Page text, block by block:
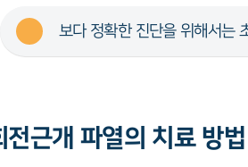
보다 정확한 진단을 위해서는
전근개 파열의 치료 방법